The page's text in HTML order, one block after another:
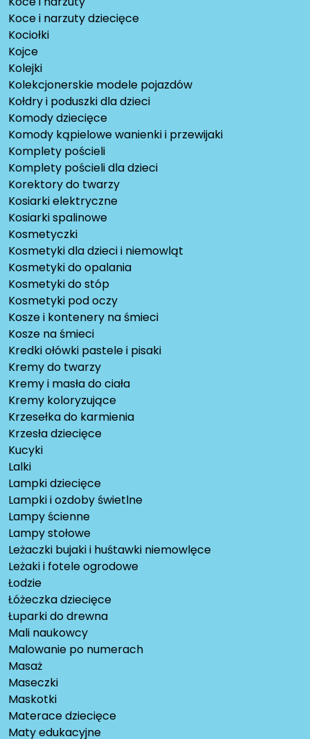
Koce i narzuty dziecięce
Kociołki
Kojce
Kolejki
Kolekcjonerskie modele pojazdów
Kołdry i poduszki dla dzieci
Komody dziecięce
Komody kąpielowe wanienki i przewijaki
Komplety pościeli
Komplety pościeli dla dzieci
Korektory do twarzy
Kosiarki elektryczne
Kosiarki spalinowe
Kosmetyczki
Kosmetyki dla dzieci i niemowląt
Kosmetyki do opalania
Kosmetyki do stóp
Kosmetyki pod oczy
Kosze i kontenery na śmieci
Kosze na śmieci
Kredki ołówki pastele i pisaki
Kremy do twarzy
Kremy i masła do ciała
Kremy koloryzujące
Krzesełka do karmienia
Krzesła dziecięce
Kucyki
Lalki
Lampki dziecięce
Lampki i ozdoby świetlne
Lampy ścienne
Lampy stołowe
Leżaczki bujaki i huśtawki niemowlęce
Leżaki i fotele ogrodowe
Łodzie
Łóżeczka dziecięce
Łuparki do drewna
Mali naukowcy
Malowanie po numerach
Masaż
Maseczki
Maskotki
Materace dziecięce
Maty edukacyjne